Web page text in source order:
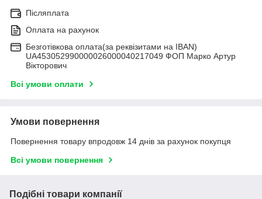
Післяплата
Оплата на рахунок
Безготівкова оплата(за реквізитами на IBAN)
UA453052990000026000040217049 ФОП Марко Артур
Вікторович
Всі умови оплати
Умови повернення
Повернення товару впродовж 14 днів за рахунок покупця
Всі умови повернення
Подібні товари компанії